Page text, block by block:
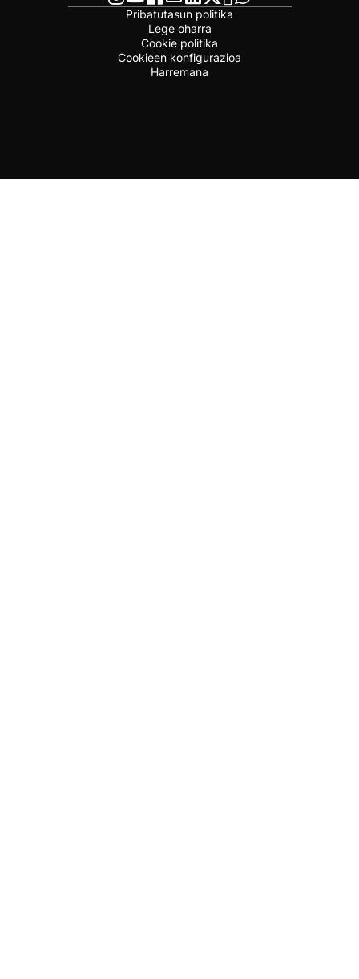
Pribatutasun politika
Lege oharra
Cookie politika
Cookieen konfigurazioa
Harremana